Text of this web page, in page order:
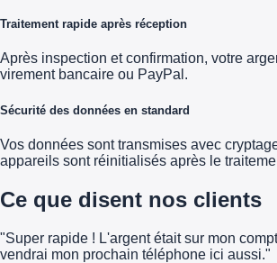
Traitement rapide après réception
Après inspection et confirmation, votre
virement bancaire ou PayPal.
Sécurité des données en standard
Vos données sont transmises avec
appareils sont réinitialisés après le
Ce que disent nos clients
"Super rapide ! L'argent était sur mon
vendrai mon prochain téléphone ici aussi."